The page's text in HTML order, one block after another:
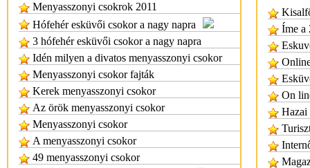
Menyasszonyi csokrok 2011
Hófehér esküvői csokor a nagy napra
3 hófehér esküvői csokor a nagy napra
Idén milyen a divatos menyasszonyi csokor
Menyasszonyi csokor fajták
Kerek menyasszonyi csokor
Az örök menyasszonyi csokor
Menyasszonyi csokor
A menyasszonyi csokor
49 menyasszonyi csokor
Íme a
On
Hazai